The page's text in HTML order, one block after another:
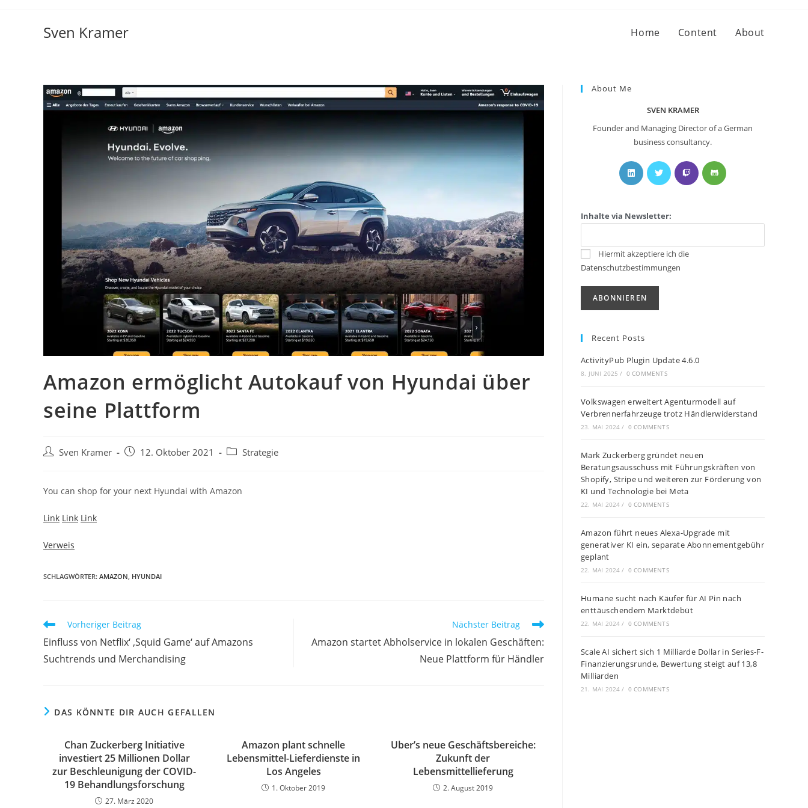
Sven Kramer Home Content About
Amazon ermöglicht Autokauf von Hyundai über
seine Plattform
Sven Kramer 12. Oktober 2021 Strategie
You can shop for your next Hyundai with Amazon
Link Link Link
Verweis
SCHLAGWÖRTER: AMAZON HYUNDAI
Vorheriger Beitrag
Einfluss von Netflix‘ ‚Squid Game‘ auf Amazons
Suchtrends und Merchandising
Nächster Beitrag
Amazon startet Abholservice in lokalen Geschäften:
Neue Plattform für Händler
DAS KÖNNTE DIR AUCH GEFALLEN
Chan Zuckerberg Initiative
investiert 25 Millionen Dollar
zur Beschleunigung der COVID-
19 Behandlungsforschung
27. März 2020
Amazon plant schnelle
Lebensmittel-Lieferdienste in
Los Angeles
1. Oktober 2019
Uber’s neue Geschäftsbereiche:
Zukunft der
Lebensmittellieferung
2. August 2019
About Me
SVEN KRAMER
Founder and Managing Director of a German
business consultancy.
Inhalte via Newsletter:
Hiermit akzeptiere ich die
Datenschutzbestimmungen
Recent Posts
ActivityPub Plugin Update 4.6.0
8. JUNI 2025 / 0 COMMENTS
Volkswagen erweitert Agenturmodell auf
Verbrennerfahrzeuge trotz Händlerwiderstand
23. MAI 2024 / 0 COMMENTS
Mark Zuckerberg gründet neuen
Beratungsausschuss mit Führungskräften von
Shopify, Stripe und weiteren zur Förderung von
KI und Technologie bei Meta
22. MAI 2024 / 0 COMMENTS
Amazon führt neues Alexa-Upgrade mit
generativer KI ein, separate Abonnementgebühr
geplant
22. MAI 2024 / 0 COMMENTS
Humane sucht nach Käufer für AI Pin nach
enttäuschendem Marktdebüt
22. MAI 2024 / 0 COMMENTS
Scale AI sichert sich 1 Milliarde Dollar in Series-F-
Finanzierungsrunde, Bewertung steigt auf 13,8
Milliarden
21. MAI 2024 / 0 COMMENTS